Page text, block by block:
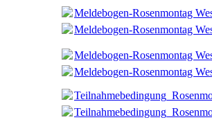
Meldebogen-Rosenmontag
Meldebogen-Rosenmontag
Meldebogen-Rosenmontag
Meldebogen-Rosenmontag